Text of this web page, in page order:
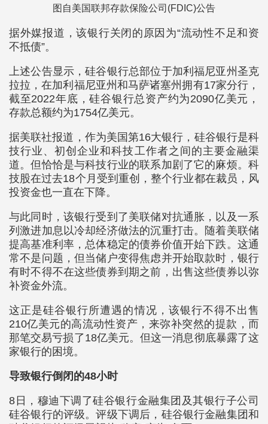
图自美国联邦存款保险公司(FDIC)公告
据外媒报道，该银行关闭的原因为“流动性不足和资
不抵债”。
上述公告显示，硅谷银行总部位于加利福尼亚州圣克
拉拉，在加利福尼亚州和马萨诸塞州拥有17家分行，
截至2022年底，硅谷银行总资产约为2090亿美元，
存款总额约为1754亿美元。
据美联社报道，作为美国第16大银行，硅谷银行是科
技行业、初创企业和科技工作者之间的主要金融渠
道。但恰恰是与科技行业的联系加剧了它的麻烦。科
技股在过去18个月受到重创，整个行业都在裁员，风
投资金也一直在下降。
与此同时，该银行受到了美联储对抗通胀，以及一系
列激进加息以冷却经济做法的沉重打击。随着美联储
提高基准利率，总体稳定的债券价值开始下跌。这通
常不是问题，但当储户变得焦虑并开始取款时，银行
有时不得不在这些债券到期之前，出售这些债券以弥
补资金外流。
这正是硅谷银行所遭遇的情况，该银行不得不出售
210亿美元的高流动性资产，来弥补突然的提款，而
那笔交易亏损了18亿美元。但这一消息彻底暴露了这
家银行的困境。
导致银行倒闭的48小时
8日，穆迪下调了硅谷银行金融集团及其银行子公司
硅谷银行的评级。评级下调后，硅谷银行金融集团和